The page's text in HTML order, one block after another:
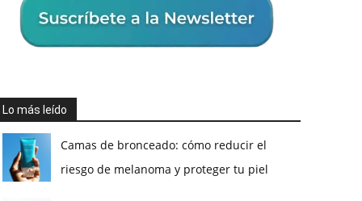
Lo más leído
Camas de bronceado: cómo reducir el
riesgo de melanoma y proteger tu piel